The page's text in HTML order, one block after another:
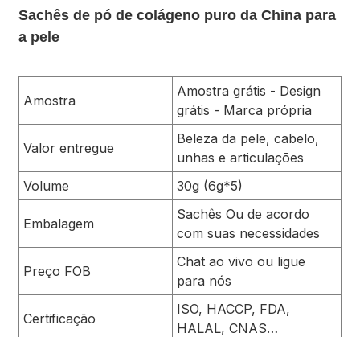
Sachês de pó de colágeno puro da China para
a pele
Amostra
Amostra grátis - Design
grátis - Marca própria
Valor entregue
Beleza da pele, cabelo,
unhas e articulações
Volume
30g (6g*5)
Embalagem
Sachês Ou de acordo
com suas necessidades
Preço FOB
Chat ao vivo ou ligue
para nós
Certificação
ISO, HACCP, FDA,
HALAL, CNAS…